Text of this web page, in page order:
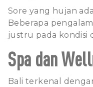
Sore yang hujan
Beberapa
justru pada kondisi
Spa dan
Bali terkenal